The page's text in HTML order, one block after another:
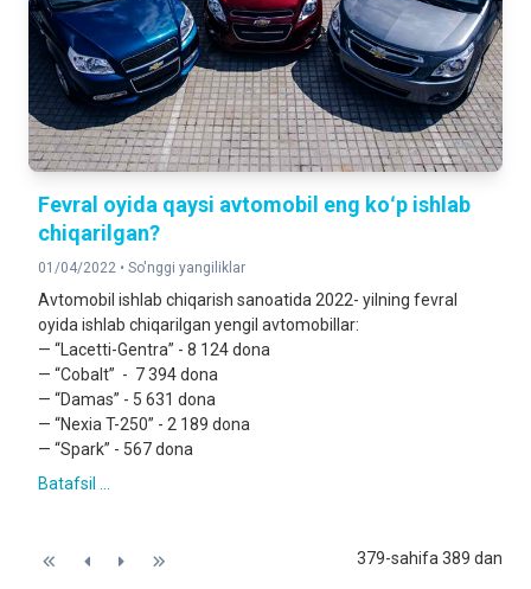
Fevral oyida qaysi avtomobil eng koʻp ishlab
chiqarilgan?
01/04/2022 • So'nggi yangiliklar
Avtomobil ishlab chiqarish sanoatida 2022- yilning fevral
oyida ishlab chiqarilgan yengil avtomobillar:
— “Lacetti-Gentra” - 8 124 dona
— “Cobalt” - 7 394 dona
— “Damas” - 5 631 dona
— “Nexia T-250” - 2 189 dona
— “Spark” - 567 dona
Batafsil ...
379-sahifa 389 dan